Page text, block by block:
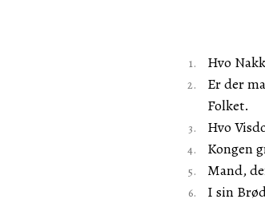
Hvo
Er der
Folket.
Hvo
Kongen
Mand,
I sin